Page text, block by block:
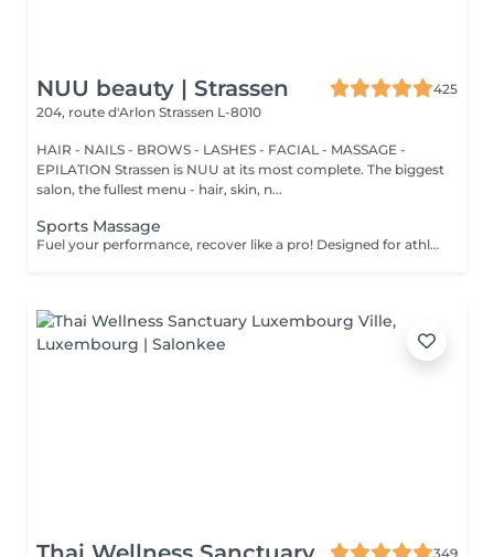
NUU beauty | Strassen
425
204, route d'Arlon Strassen L-8010
HAIR - NAILS - BROWS - LASHES - FACIAL - MASSAGE -
EPILATION Strassen is NUU at its most complete. The biggest
salon, the fullest menu - hair, skin, n...
Sports Massage
Fuel your performance, recover like a pro! Designed for athletes and active individuals, our sports massage helps prepare the body for peak performance, support recovery, and prevent injury. It combines deep tissue techniques, stretching, and pressure-point work to release muscle tension, improve flexibility, and enhance endurance. Perfect both before and after physical activity. Age restrictions: there are no age restrictions for this procedure. Post procedure recommendations: do not do sport and any sharp movements 2-3 hours after the procedure. Frequency: 1-2 times per week, 10 times in total. Repeat once in 3-6 months.
349